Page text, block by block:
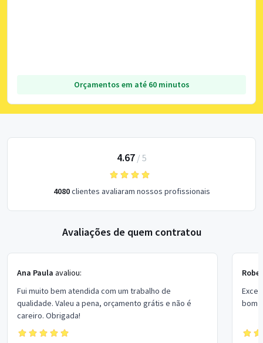
Orçamentos em até 60 minutos
4.67/ 5
4080clientes avaliaram nossos profissionais
Avaliações de quem contratou
Ana Paula avaliou:
Fui muito bem atendida com um trabalho de
qualidade. Valeu a pena, orçamento grátis e não é
careiro. Obrigada!
bom